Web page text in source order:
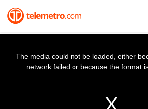
The media could not be loaded, either
network failed or because the format